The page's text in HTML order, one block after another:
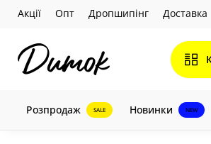
Акції Опт Дропшипінг Доставка
Розпродаж SALE Новинки NEW